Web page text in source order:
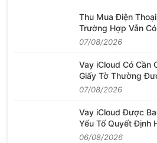
Thu Mua Điện
Trường Hợp Vẫn
Mua
07/08/2026
Vay iCloud Có Cần
Giấy Tờ Thường
Tục
07/08/2026
Vay iCloud Được
Yếu Tố Quyết Định
06/08/2026